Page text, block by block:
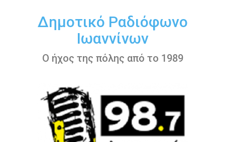
περιεχόμενοΔημοτικό Ραδιόφωνο
Ιωαννίνων
Ο ήχος της πόλης από το 1989